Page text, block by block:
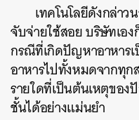
เทคโนโลยีดังกล่า
จับจ่ายใช้สอย บริษัทเอ
กรณีที่เกิดปัญหาอาหาร
อาหารไปทั้งหมดจากทุก
รายใดที่เป็นต้นเหตุของ
ชั้นได้อย่างแม่นยำ